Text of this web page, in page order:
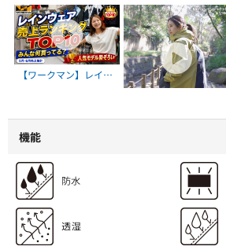
【ワークマン】レイン
のはコレ
R014 BAG in(バッグ
イン)レインジャケット
機能